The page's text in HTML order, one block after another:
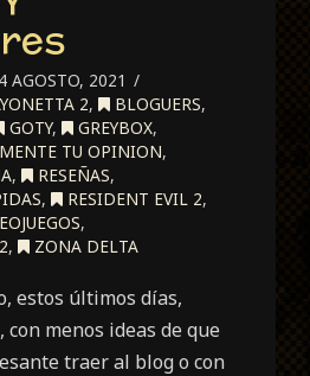
AGOSTO, 2021
2, BLOGUERS,
GOTY, GREYBOX,
TU OPINION,
, RESEÑAS,
, RESIDENT EVIL 2,
,
, ZONA DELTA
estos últimos días,
con menos ideas de que
traer al blog o con